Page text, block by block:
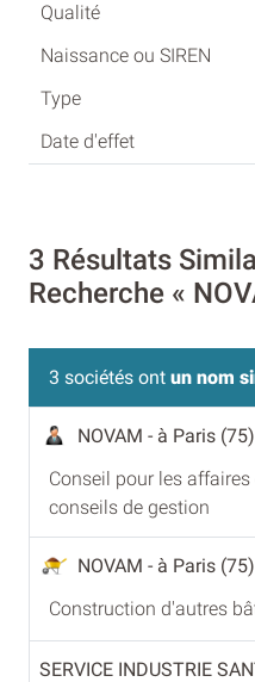
3 Résultats
Recherche «
3 sociétés ont un nom
NOVAM - à Paris (75)
Conseil pour les
conseils de gestion
NOVAM - à Paris (75)
Construction d'autres
SERVICE INDUSTRIE